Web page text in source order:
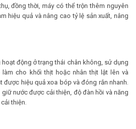
đồng thời, máy có thể trộn thêm nguyên
hiệu quả và nâng cao tỷ lệ sản xuất, nâng
động ở trạng thái chân không, sử dụng
cho khối thịt hoặc nhân thịt lật lên và
được hiệu quả xoa bóp và đóng rắn nhanh.
nước được cải thiện, độ đàn hồi và năng
thiện.